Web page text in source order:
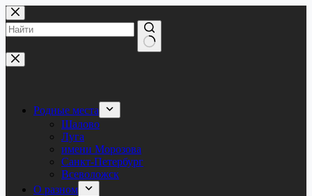
Перейти
к
сути
Ничего
не
Родные места
Шалово
Луга
имени Морозова
Санкт-Петербург
Всеволожск
О разном